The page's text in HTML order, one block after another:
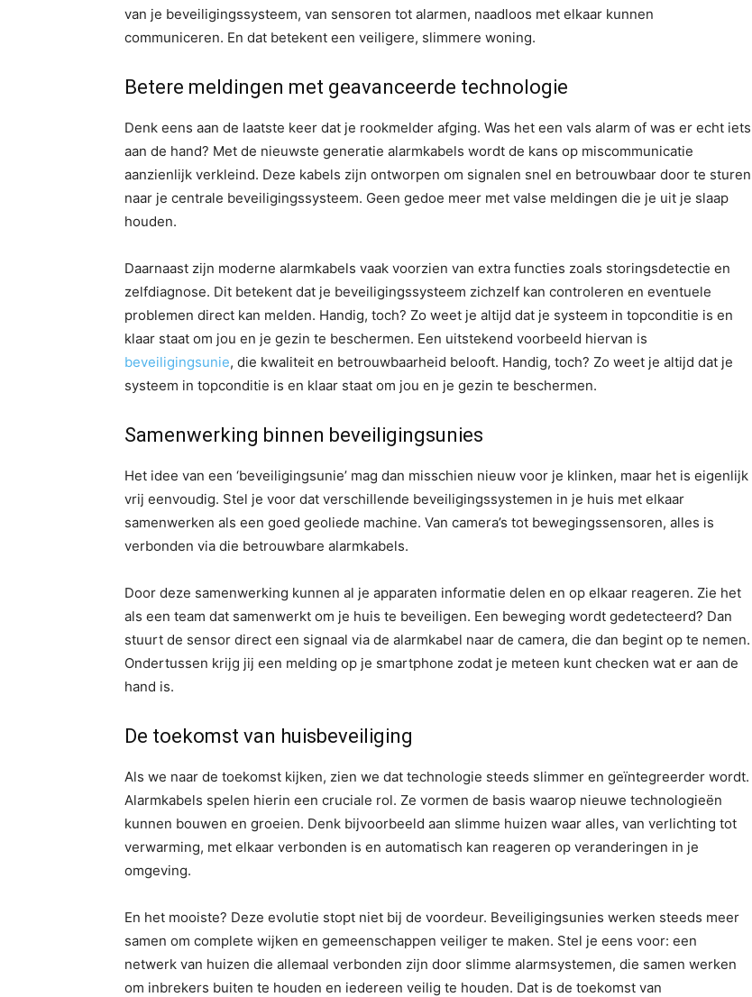
van je beveiligingssysteem, van sensoren tot alarmen, naadloos met elkaar kunnen
communiceren. En dat betekent een veiligere, slimmere woning.
Betere meldingen met geavanceerde technologie
Denk eens aan de laatste keer dat je rookmelder afging. Was het een vals alarm of was er echt iets
aan de hand? Met de nieuwste generatie alarmkabels wordt de kans op miscommunicatie
aanzienlijk verkleind. Deze kabels zijn ontworpen om signalen snel en betrouwbaar door te sturen
naar je centrale beveiligingssysteem. Geen gedoe meer met valse meldingen die je uit je slaap
houden.
Daarnaast zijn moderne alarmkabels vaak voorzien van extra functies zoals storingsdetectie en
zelfdiagnose. Dit betekent dat je beveiligingssysteem zichzelf kan controleren en eventuele
problemen direct kan melden. Handig, toch? Zo weet je altijd dat je systeem in topconditie is en
klaar staat om jou en je gezin te beschermen. Een uitstekend voorbeeld hiervan is
beveiligingsunie, die kwaliteit en betrouwbaarheid belooft. Handig, toch? Zo weet je altijd dat je
systeem in topconditie is en klaar staat om jou en je gezin te beschermen.
Samenwerking binnen beveiligingsunies
Het idee van een ‘beveiligingsunie’ mag dan misschien nieuw voor je klinken, maar het is eigenlijk
vrij eenvoudig. Stel je voor dat verschillende beveiligingssystemen in je huis met elkaar
samenwerken als een goed geoliede machine. Van camera’s tot bewegingssensoren, alles is
verbonden via die betrouwbare alarmkabels.
Door deze samenwerking kunnen al je apparaten informatie delen en op elkaar reageren. Zie het
als een team dat samenwerkt om je huis te beveiligen. Een beweging wordt gedetecteerd? Dan
stuurt de sensor direct een signaal via de alarmkabel naar de camera, die dan begint op te nemen.
Ondertussen krijg jij een melding op je smartphone zodat je meteen kunt checken wat er aan de
hand is.
De toekomst van huisbeveiliging
Als we naar de toekomst kijken, zien we dat technologie steeds slimmer en geïntegreerder wordt.
Alarmkabels spelen hierin een cruciale rol. Ze vormen de basis waarop nieuwe technologieën
kunnen bouwen en groeien. Denk bijvoorbeeld aan slimme huizen waar alles, van verlichting tot
verwarming, met elkaar verbonden is en automatisch kan reageren op veranderingen in je
omgeving.
En het mooiste? Deze evolutie stopt niet bij de voordeur. Beveiligingsunies werken steeds meer
samen om complete wijken en gemeenschappen veiliger te maken. Stel je eens voor: een
netwerk van huizen die allemaal verbonden zijn door slimme alarmsystemen, die samen werken
om inbrekers buiten te houden en iedereen veilig te houden. Dat is de toekomst van